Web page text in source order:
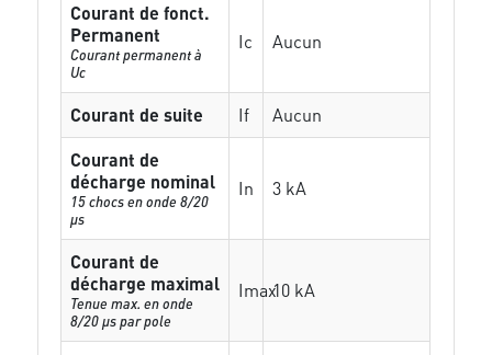
Courant de fonct.
Permanent
Courant permanent à
Uc
Ic Aucun
Courant de suite If
Aucun
Courant de
décharge nominal
15 chocs en onde 8/20
µs
In 3 kA
Courant de
décharge maximal
Tenue max. en onde
8/20 µs par pole
Imax10 kA